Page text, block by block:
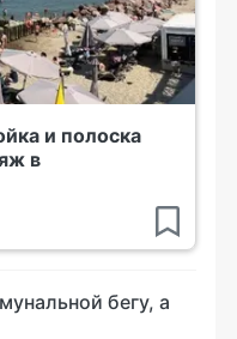
и полоска
в
бегу, а